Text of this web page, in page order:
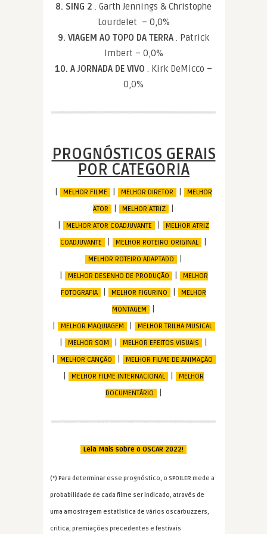
8. SING 2 . Garth Jennings & Christophe
Lourdelet – 0,0%
9. VIAGEM AO TOPO DA TERRA . Patrick
Imbert – 0,0%
10. A JORNADA DE VIVO . Kirk DeMicco –
0,0%
PROGNÓSTICOS GERAIS
POR CATEGORIA
| MELHOR FILME | MELHOR DIRETOR |
MELHOR
ATOR
| MELHOR ATRIZ
|
|
MELHOR ATOR COADJUVANTE |
MELHOR ATRIZ
COADJUVANTE
| MELHOR ROTEIRO ORIGINAL |
MELHOR ROTEIRO ADAPTADO |
|
MELHOR DESENHO DE PRODUÇÃO |
MELHOR
FOTOGRAFIA
| MELHOR FIGURINO |
MELHOR
MONTAGEM
|
|
MELHOR MAQUIAGEM | MELHOR TRILHA MUSICAL
| MELHOR SOM | MELHOR EFEITOS VISUAIS
|
|
MELHOR CANÇÃO | MELHOR FILME DE ANIMAÇÃO
| MELHOR FILME INTERNACIONAL |
MELHOR
DOCUMENTÁRIO |
Leia Mais sobre o OSCAR 2022!
(*) Para determinar esse prognóstico, o SPOILER mede a
probabilidade de cada filme ser indicado, através de
uma amostragem estatística de vários oscarbuzzers,
critica, premiações precedentes e festivais